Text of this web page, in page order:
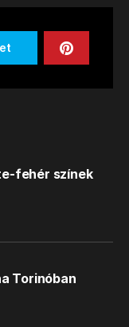
fehér színek
Torinóban